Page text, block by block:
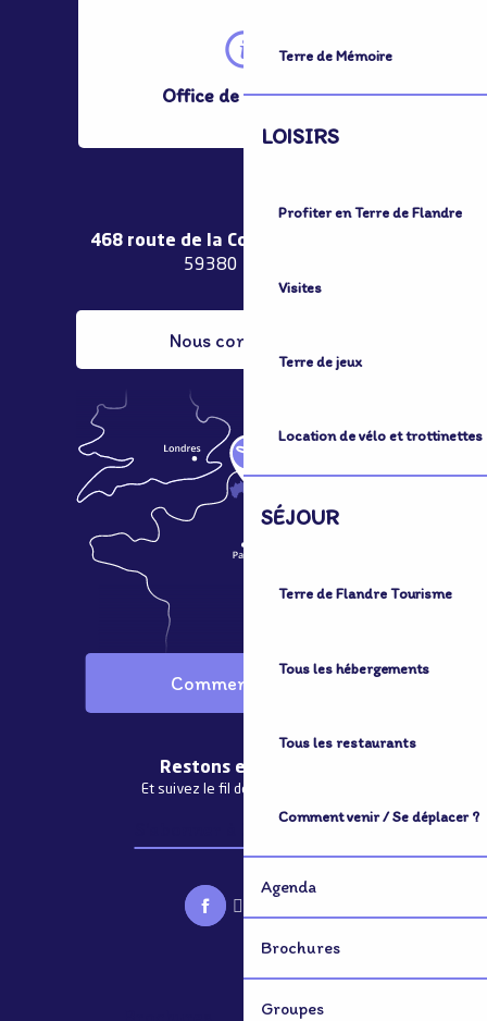
Terre de Mémoire
LOISIRS
Profiter en Terre de Flandre
Visites
Terre de jeux
Location de vélo et trottinettes
SÉJOUR
Terre de Flandre Tourisme
Tous les hébergements
Tous les restaurants
Comment venir / Se déplacer ?
Agenda
Brochures
Groupes
Office de Tourisme
468 route de la Couronne de Bierne
59380 Bergues
Nous contacter
Comment venir ?
Restons en contact
Et suivez le fil de notre actualité
S'abonner à la newsletter
Groupes